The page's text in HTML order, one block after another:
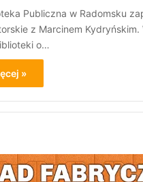
Publiczna w Radomsku
z Marcinem Kydryńskim.
o…
»